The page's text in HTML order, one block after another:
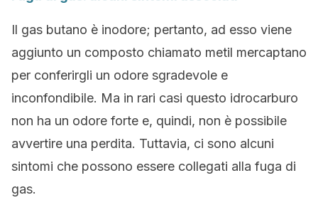
Il gas butano è inodore; pertanto, ad esso viene
aggiunto un composto chiamato metil mercaptano
per conferirgli un odore sgradevole e
inconfondibile. Ma in rari casi questo idrocarburo
non ha un odore forte e, quindi, non è possibile
avvertire una perdita. Tuttavia, ci sono alcuni
sintomi che possono essere collegati alla fuga di
gas.